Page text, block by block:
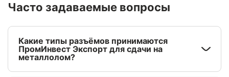
Часто задаваемые вопросы
Какие типы разъёмов принимаются
ПромИнвест Экспорт для сдачи на
металлолом?